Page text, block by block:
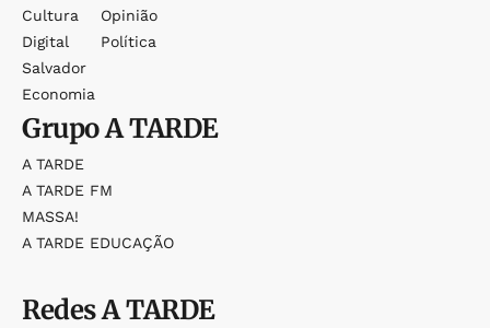
Cultura
Digital
Salvador
Economia
Opinião
Política
GrupoA TARDE
A TARDE
A TARDE FM
MASSA!
A TARDE EDUCAÇÃO
RedesA TARDE